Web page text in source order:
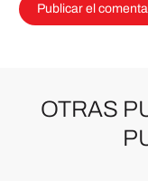
OTRAS